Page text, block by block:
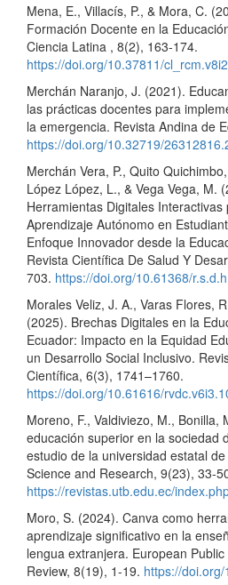
Mena, E., Villacís, P., & Mora, C.
Formación Docente en la
Ciencia Latina , 8(2), 163-174.
https://doi.org/10.37811/
Merchán Naranjo, J. (2021).
las prácticas docentes para
la emergencia. Revista Andina de
https://doi.org/10.32719/
Merchán Vera, P., Quito
López López, L., & Vega Vega, M.
Herramientas Digitales
Aprendizaje Autónomo en
Enfoque Innovador desde la
Revista Científica De Salud Y
703. https://doi.org/10.61368/
Morales Veliz, J. A., Varas Flores,
(2025). Brechas Digitales en la
Ecuador: Impacto en la Equidad
un Desarrollo Social Inclusivo.
Científica, 6(3), 1741–1760.
https://doi.org/10.61616/
Moreno, F., Valdiviezo, M., Bonilla,
educación superior en la sociedad
estudio de la universidad estatal
Science and Research, 9(23), 33-
https://revistas.utb.edu.ec/
Moro, S. (2024). Canva como
aprendizaje significativo en la
lengua extranjera. European
Review, 8(19), 1-19. https://